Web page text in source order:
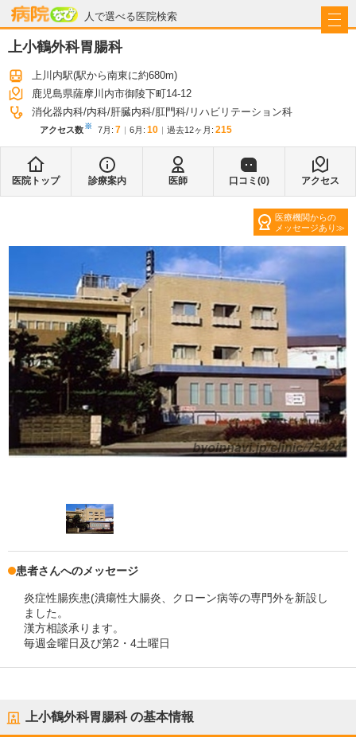
人で選べる医院検索
病院なび
上小鶴外科胃腸科
上川内駅(駅から南東に約680m)
鹿児島県薩摩川内市御陵下町14-12
消化器内科 内科 肝臓内科 肛門科 リハビリテーション科
アクセス数※ 7月 : 7 6月 : 10 過去12ヶ月: 215
医院トップ 診療案内 医師 口コミ(0) アクセス
医療機関からの
メッセージあり
患者さんへのメッセージ
炎症性腸疾患(潰瘍性大腸炎、クローン病等の専門外を新設し
ました。
漢方相談承ります。
毎週金曜日及び第2・4土曜日
上小鶴外科胃腸科の基本情報